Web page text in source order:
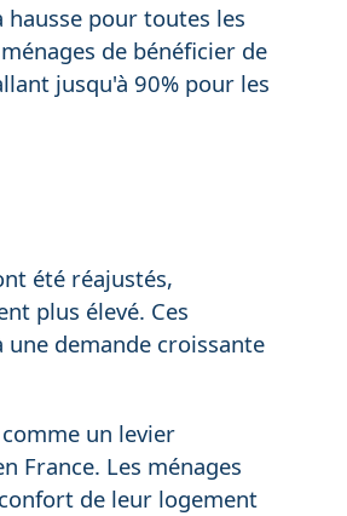
pour toutes les
de bénéficier de
jusqu'à 90% pour les
été réajustés,
plus élevé. Ces
demande croissante
un levier
France. Les ménages
de leur logement